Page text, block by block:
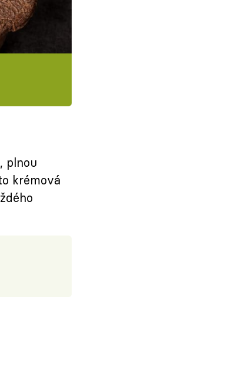
plnou
krémová